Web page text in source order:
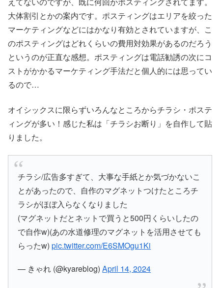
大体割引とかの案内です。ポスティングはエリアを絞った
マーケティングなどにはかなり有効とされていますが、こ
のポスティングはどれくらいの費用対効果があるのだろう
というのが正直な感想。ポスティングは電話勧誘の次にコ
ストがかかるマーケティング手法だと個人的には思ってい
るので…
オイシックスに限らずいろんなところからチラシ・ポステ
ィングが多い！感じた私は「チラシお断り」を自作して貼
りました。
チラシ/広告多すぎて、大事な手紙とか気づかないこ
とがあったので、自作のマグネットつけたところチ
ラシがほぼ入らなくなりました
(マグネットだとネットで買うと500円くらいしたの
で自作w)(あの水道修理のマグネットを活用させても
らったw)pic.twitter.com/E6SMOgu1Ki
— きゃれ (@kyareblog)April 14, 2024